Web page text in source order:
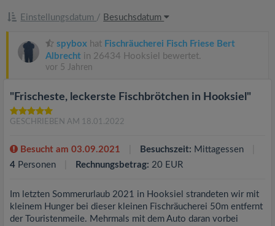
Einstellungsdatum / Besuchsdatum
spybox hat Fischräucherei Fisch Friese Bert
Albrecht in 26434 Hooksiel bewertet.
vor 5 Jahren
"Frischeste, leckerste Fischbrötchen in Hooksiel"
GESCHRIEBEN AM 18.01.2022
Besucht am 03.09.2021 Besuchszeit: Mittagessen
4 Personen Rechnungsbetrag: 20 EUR
Im letzten Sommerurlaub 2021 in Hooksiel strandeten wir mit
kleinem Hunger bei dieser kleinen Fischräucherei 50m entfernt
der Touristenmeile. Mehrmals mit dem Auto daran vorbei